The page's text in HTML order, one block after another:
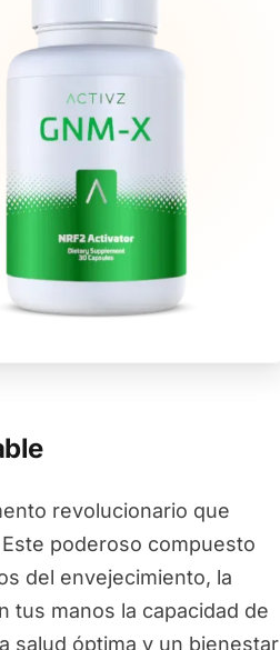
revolucionario que
poderoso compuesto
del envejecimiento, la
tus manos la capacidad de
salud óptima y un bienestar